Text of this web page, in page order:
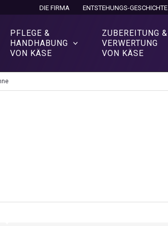
DIE FIRMA ENTSTEHUNGS-GESCHICHTE
PFLEGE &
HANDHABUNG
VON KÄSE
ZUBEREITUNG &
VERWERTUNG
VON KÄSE